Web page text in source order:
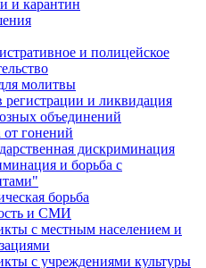
и карантин
и полицейское
молитвы
регистрации и ликвидация
объединений
от гонений
дискриминация
и борьба с
борьба
и СМИ
с местным населением и
с учреждениями культуры